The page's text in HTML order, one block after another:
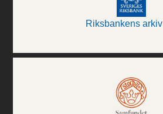
Riksbankens arkiv